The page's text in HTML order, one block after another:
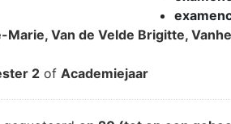
Marie, Van de Velde Brigitte,
2 of Academiejaar